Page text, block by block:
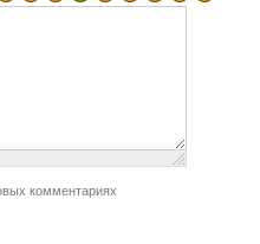
комментариях